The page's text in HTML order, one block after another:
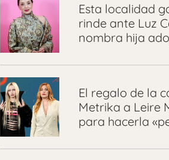
Esta localidad
rinde ante Luz
nombra hija
El regalo de la
Metrika a Leire
para hacerla